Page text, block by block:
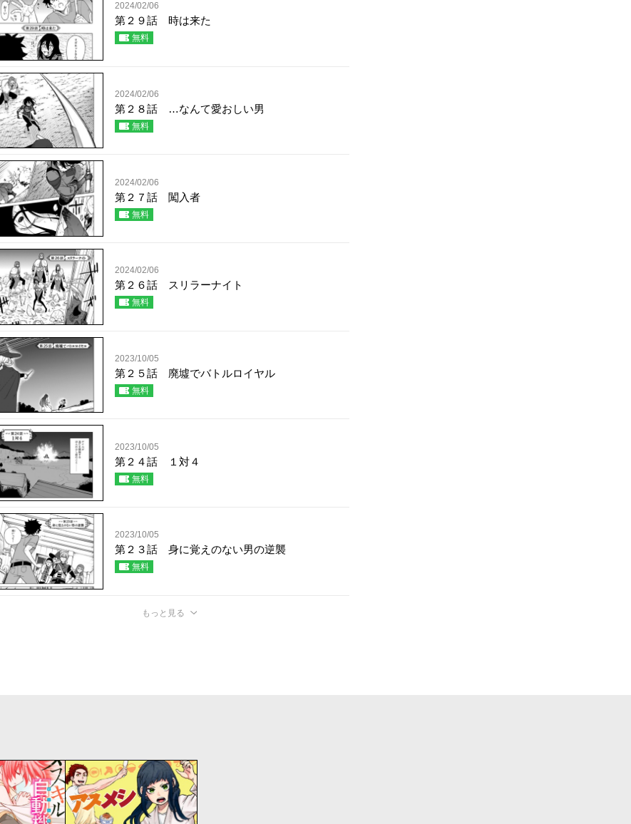
2024/02/06
第２９話 時は来た
無料
2024/02/06
第２８話 …なんて愛おしい男
無料
2024/02/06
第２７話 闖入者
無料
2024/02/06
第２６話 スリラーナイト
無料
2023/10/05
第２５話 廃墟でバトルロイヤル
無料
2023/10/05
第２４話 １対４
無料
2023/10/05
第２３話 身に覚えのない男の逆襲
無料
もっと見る